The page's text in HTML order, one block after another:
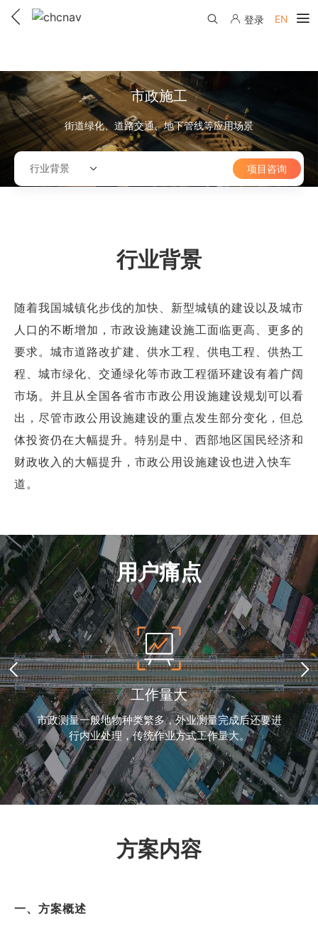
解决方案
服务与支持
下载中心
教学视频
售后服务政策
帮助中心
三维智能
海洋测绘
精准农业
联系我们
国内分支机构
商业道德与反腐败政策
投资者关系
加入华测
登录 EN
市政施工
街道绿化、道路交通、地下管线等应用场景
行业背景 项目咨询
行业背景
随着我国城镇化步伐的加快、新型城镇的建设以及城市
人口的不断增加，市政设施建设施工面临更高、更多的
要求。城市道路改扩建、供水工程、供电工程、供热工
程、城市绿化、交通绿化等市政工程循环建设有着广阔
市场。并且从全国各省市市政公用设施建设规划可以看
出，尽管市政公用设施建设的重点发生部分变化，但总
体投资仍在大幅提升。特别是中、西部地区国民经济和
财政收入的大幅提升，市政公用设施建设也进入快车
道。
用户痛点
工作量大
市政测量一般地物种类繁多，外业测量完成后还要进
行内业处理，传统作业方式工作量大。
方案内容
一、方案概述